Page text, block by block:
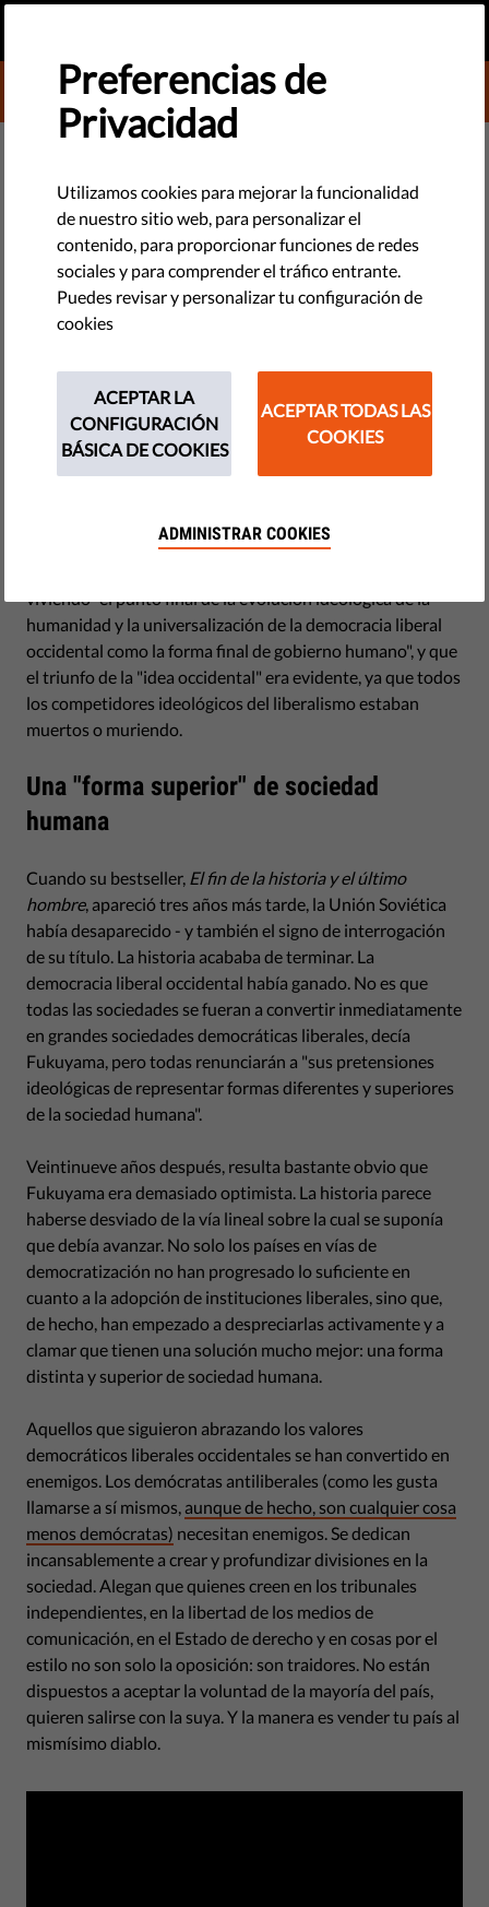
DONATE TO LIBERTIES
TECNOLOGÍA Y DERECHOS
No es el fin de la historia
(todavía)
Hace casi tres décadas, un escritor afirmó que la democracia
liberal occidental había vencido a todas las otras formas de
by Orsolya Reich
octubre 30, 2018
. El ensayo "¿El fin de la historia?" lo convirtió en
viviendo "el punto final de la evolución ideológica de la
humanidad y la universalización de la democracia liberal
occidental como la forma final de gobierno humano", y que
el triunfo de la "idea occidental" era evidente, ya que todos
los competidores ideológicos del liberalismo estaban
muertos o muriendo.
Una "forma superior" de sociedad
humana
Cuando su bestseller, El fin de la historia y el último
hombre, apareció tres años más tarde, la Unión Soviética
había desaparecido - y también el signo de interrogación
de su título. La historia acababa de terminar. La
democracia liberal occidental había ganado. No es que
todas las sociedades se fueran a convertir inmediatamente
en grandes sociedades democráticas liberales, decía
Fukuyama, pero todas renunciarán a "sus pretensiones
ideológicas de representar formas diferentes y superiores
de la sociedad humana".
Veintinueve años después, resulta bastante obvio que
Fukuyama era demasiado optimista. La historia parece
haberse desviado de la vía lineal sobre la cual se suponía
que debía avanzar. No solo los países en vías de
democratización no han progresado lo suficiente en
cuanto a la adopción de instituciones liberales, sino que,
de hecho, han empezado a despreciarlas activamente y a
clamar que tienen una solución mucho mejor: una forma
distinta y superior de sociedad humana.
Aquellos que siguieron abrazando los valores
democráticos liberales occidentales se han convertido en
enemigos. Los demócratas antiliberales (como les gusta
llamarse a sí mismos, aunque de hecho, son cualquier cosa
menos demócratas) necesitan enemigos. Se dedican
incansablemente a crear y profundizar divisiones en la
sociedad. Alegan que quienes creen en los tribunales
independientes, en la libertad de los medios de
comunicación, en el Estado de derecho y en cosas por el
estilo no son solo la oposición: son traidores. No están
dispuestos a aceptar la voluntad de la mayoría del país,
quieren salirse con la suya. Y la manera es vender tu país al
mismísimo diablo.
Preferencias de
Privacidad
Utilizamos cookies para mejorar la funcionalidad
de nuestro sitio web, para personalizar el
contenido, para proporcionar funciones de redes
sociales y para comprender el tráfico entrante.
Puedes revisar y personalizar tu configuración de
cookies
ACEPTAR LA
CONFIGURACIÓN
BÁSICA DE COOKIES
ACEPTAR TODAS LAS
COOKIES
ADMINISTRAR COOKIES